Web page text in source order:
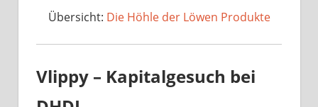
Übersicht: Die Höhle der Löwen Produkte
Vlippy – Kapitalgesuch bei